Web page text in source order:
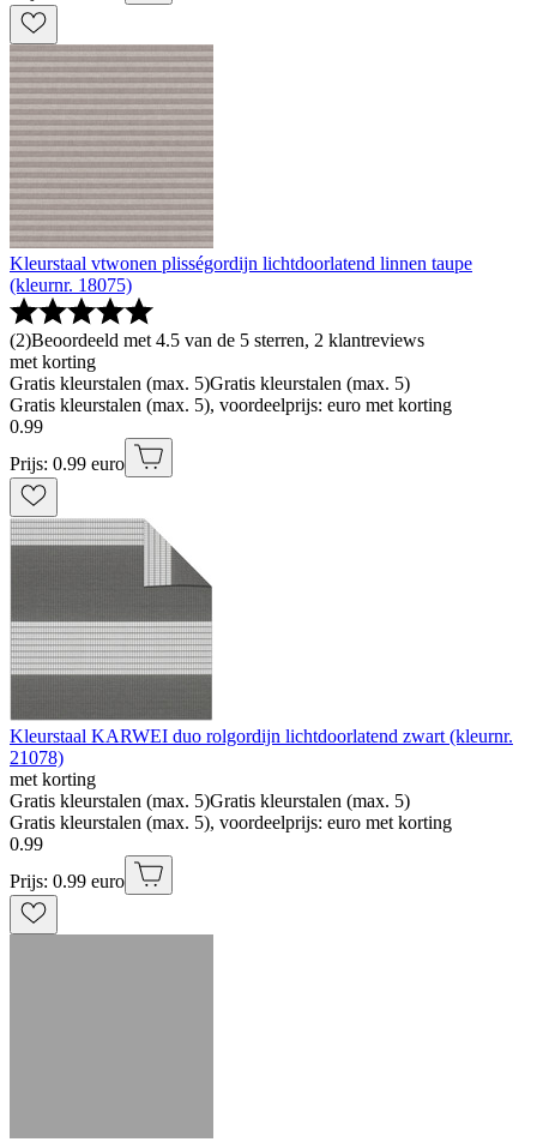
Kleurstaal vtwonen plisségordijn lichtdoorlatend linnen taupe
(kleurnr. 18075)
(2)Beoordeeld met 4.5 van de 5 sterren, 2 klantreviews
met korting
Gratis kleurstalen (max. 5)Gratis kleurstalen (max. 5)
Gratis kleurstalen (max. 5), voordeelprijs: euro met korting
0.99
Prijs: 0.99 euro
Kleurstaal KARWEI duo rolgordijn lichtdoorlatend zwart (kleurnr.
21078)
met korting
Gratis kleurstalen (max. 5)Gratis kleurstalen (max. 5)
Gratis kleurstalen (max. 5), voordeelprijs: euro met korting
0.99
Prijs: 0.99 euro